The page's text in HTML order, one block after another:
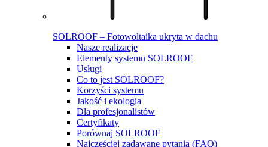
SOLROOF – Fotowoltaika ukryta w dachu
Nasze realizacje
Elementy systemu SOLROOF
Usługi
Co to jest SOLROOF?
Korzyści systemu
Jakość i ekologia
Dla profesjonalistów
Certyfikaty
Porównaj SOLROOF
Najczęściej zadawane pytania (FAQ)